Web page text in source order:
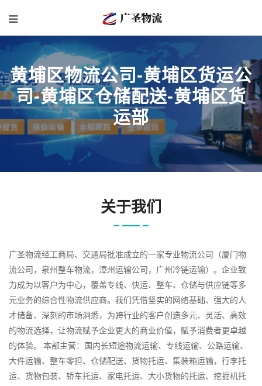
黄埔区物流公司-黄埔区货运公
司-黄埔区仓储配送-黄埔区货
运部
关于我们
广圣物流经工商局、交通局批准成立的一家专业物流公司（厦门物
流公司，泉州整车物流，漳州运输公司，广州冷链运输）。企业致
力成为以客户为中心，覆盖专线、快运、整车、仓储与供应链等多
元业务的综合性物流供应商。我们凭借坚实的网络基础、强大的人
才储备、深刻的市场洞悉，为跨行业的客户创造多元、灵活、高效
的物流选择，让物流赋予企业更大的商业价值，赋予消费者更卓越
的体验。 本部主营：国内长短途物流运输、专线运输、公路运输、
大件运输、整车零担、仓储配送、货物托运、集装箱运输，行李托
运、货物包装、轿车托运、家电托运、大小货物的托运、挖掘机托